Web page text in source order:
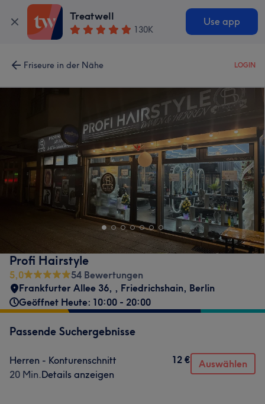
Treatwell
130K
Use app
Friseure in der Nähe LOGIN
Profi Hairstyle
5,0
54 Bewertungen
Frankfurter Allee 36, , Friedrichshain, Berlin
Geöffnet Heute: 10:00 - 20:00
Passende Suchergebnisse
Herren - Konturenschnitt
20 Min.Details anzeigen
12 € Auswählen